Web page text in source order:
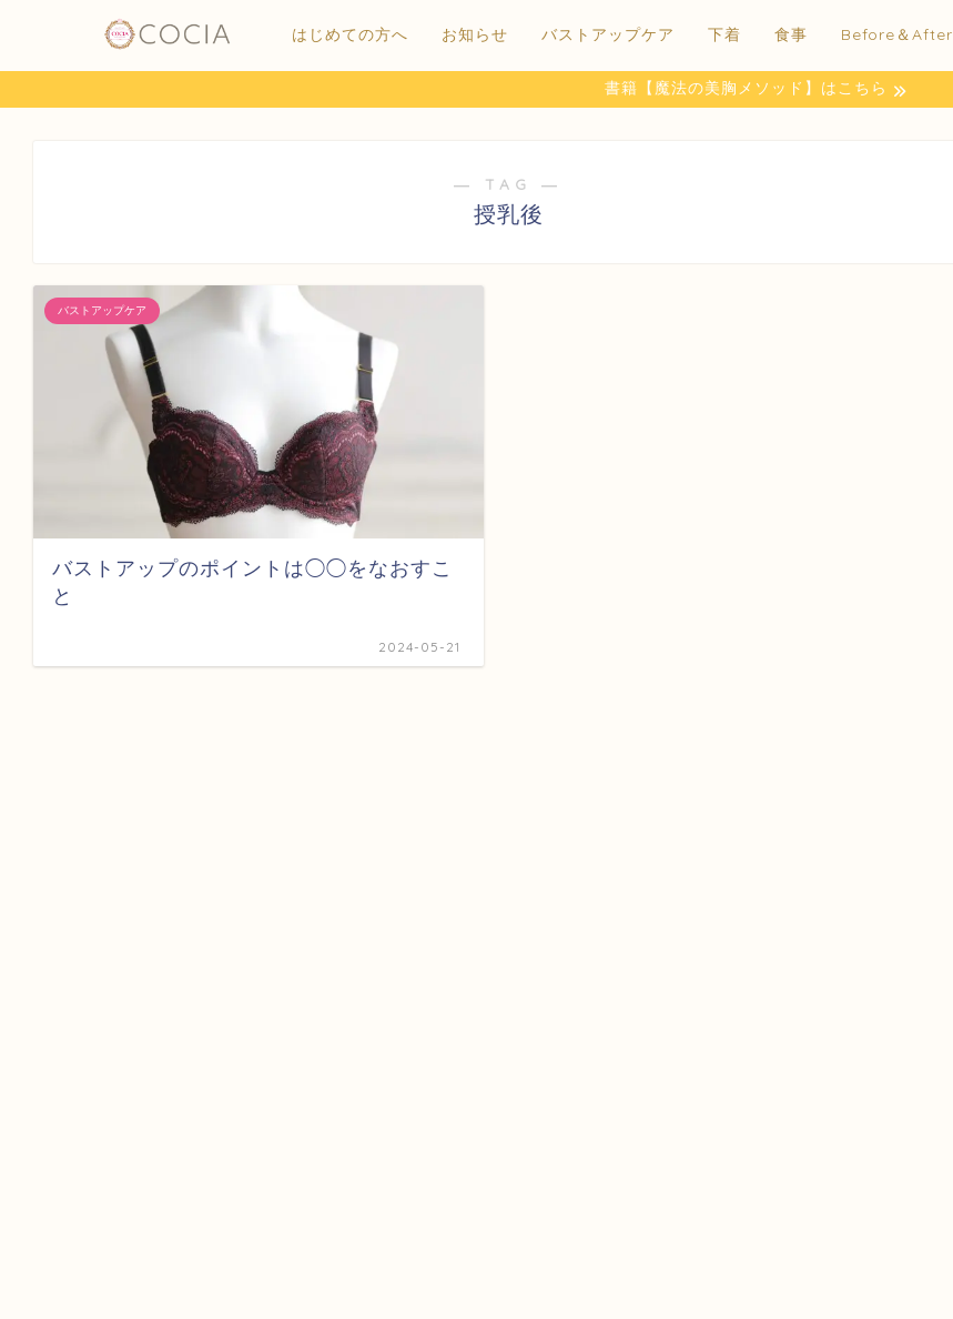
はじめての方へ お知らせ バストアップケア 下着 食事 Before＆After
書籍【魔法の美胸メソッド】はこちら
― TAG ―
授乳後
バストアップケア
バストアップのポイントは◯◯をなおすこ
と
2024-05-21